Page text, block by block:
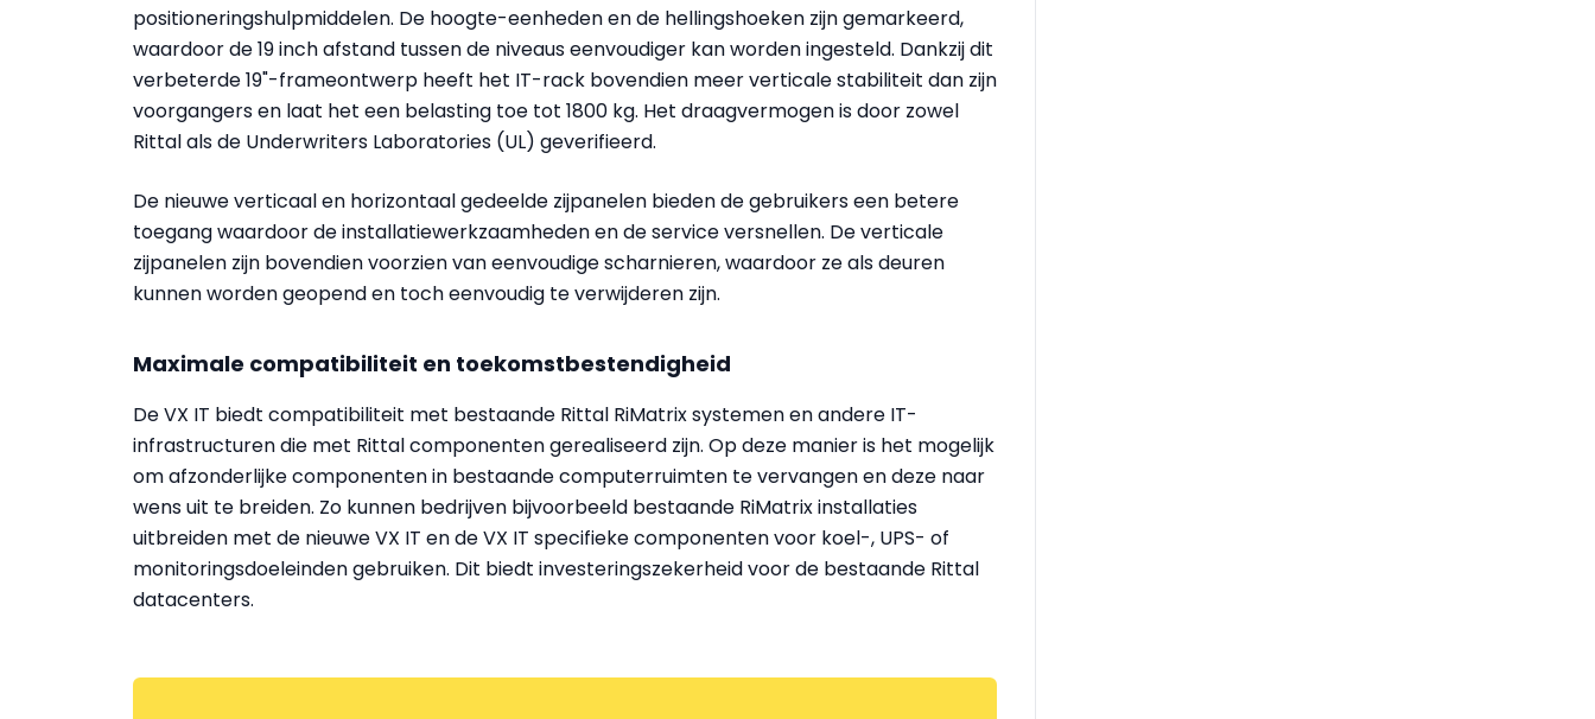
positioneringshulpmiddelen. De hoogte-eenheden en de hellingshoeken zijn gemarkeerd,
waardoor de 19 inch afstand tussen de niveaus eenvoudiger kan worden ingesteld. Dankzij dit
verbeterde 19"-frameontwerp heeft het IT-rack bovendien meer verticale stabiliteit dan zijn
voorgangers en laat het een belasting toe tot 1800 kg. Het draagvermogen is door zowel
Rittal als de Underwriters Laboratories (UL) geverifieerd.
De nieuwe verticaal en horizontaal gedeelde zijpanelen bieden de gebruikers een betere
toegang waardoor de installatiewerkzaamheden en de service versnellen. De verticale
zijpanelen zijn bovendien voorzien van eenvoudige scharnieren, waardoor ze als deuren
kunnen worden geopend en toch eenvoudig te verwijderen zijn.
Maximale compatibiliteit en toekomstbestendigheid
De VX IT biedt compatibiliteit met bestaande Rittal RiMatrix systemen en andere IT-
infrastructuren die met Rittal componenten gerealiseerd zijn. Op deze manier is het mogelijk
om afzonderlijke componenten in bestaande computerruimten te vervangen en deze naar
wens uit te breiden. Zo kunnen bedrijven bijvoorbeeld bestaande RiMatrix installaties
uitbreiden met de nieuwe VX IT en de VX IT specifieke componenten voor koel-, UPS- of
monitoringsdoeleinden gebruiken. Dit biedt investeringszekerheid voor de bestaande Rittal
datacenters.